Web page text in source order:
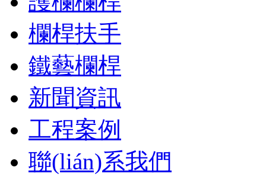
欄桿扶手
鐵藝欄桿
新聞資訊
工程案例
聯(lián)系我們